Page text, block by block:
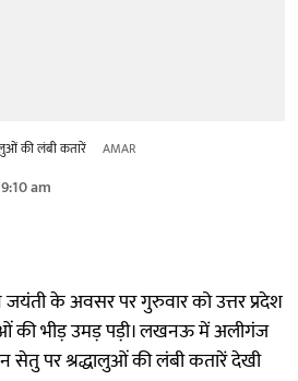
की लंबी कतारें AMAR
am
के अवसर पर गुरुवार को उत्तर प्रदेश
की भीड़ उमड़ पड़ी। लखनऊ में अलीगंज
सेतु पर श्रद्धालुओं की लंबी कतारें देखी